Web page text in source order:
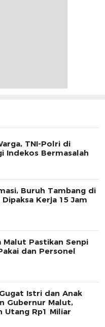
TNI-Polri di
Indekos Bermasalah
Buruh Tambang di
Kerja 15 Jam
Pastikan Senpi
dan Personel
Istri dan Anak
Gubernur Malut,
Utang Rp1 Miliar